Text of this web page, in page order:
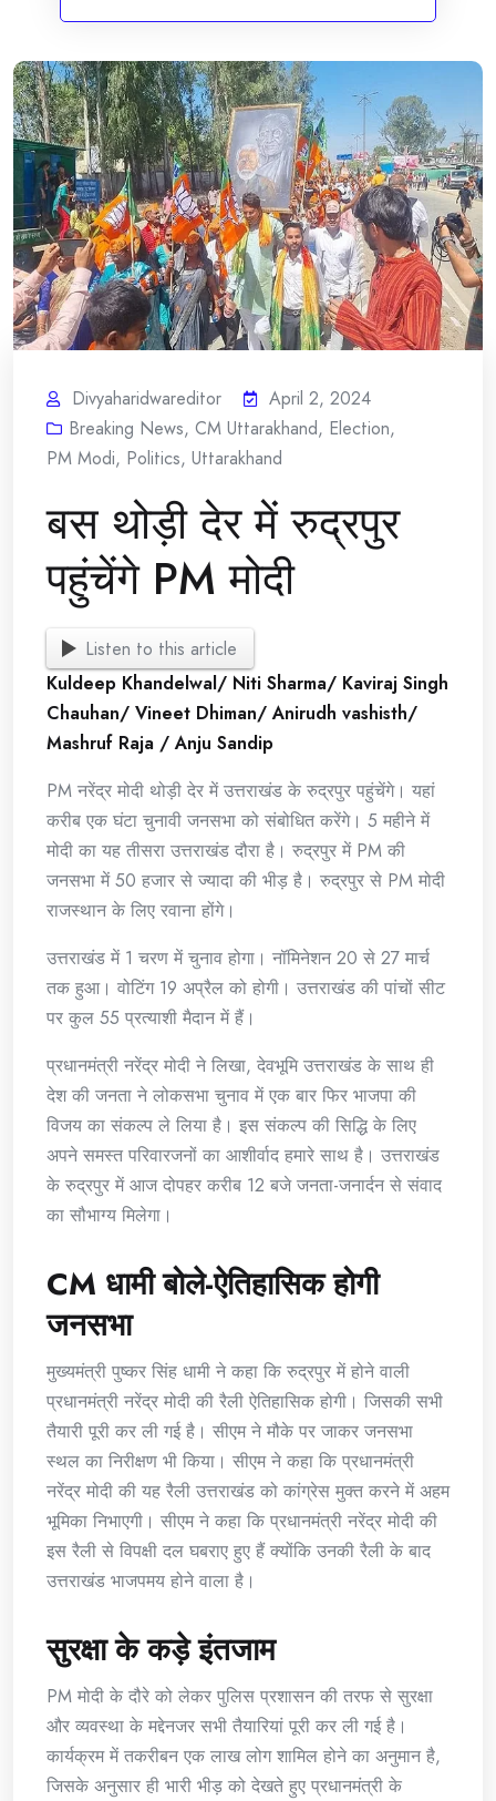
Divyaharidwareditor
April 2, 2024
Breaking News, CM Uttarakhand, Election,
PM Modi, Politics, Uttarakhand
बस थोड़ी देर में रुद्रपुर
पहुंचेंगे PM मोदी
Listen to this article
Kuldeep Khandelwal/ Niti Sharma/ Kaviraj Singh
Chauhan/ Vineet Dhiman/ Anirudh vashisth/
Mashruf Raja / Anju Sandip
PM नरेंद्र मोदी थोड़ी देर में उत्तराखंड के रुद्रपुर पहुंचेंगे। यहां
करीब एक घंटा चुनावी जनसभा को संबोधित करेंगे। 5 महीने में
मोदी का यह तीसरा उत्तराखंड दौरा है। रुद्रपुर में PM की
जनसभा में 50 हजार से ज्यादा की भीड़ है। रुद्रपुर से PM मोदी
राजस्थान के लिए रवाना होंगे।
उत्तराखंड में 1 चरण में चुनाव होगा। नॉमिनेशन 20 से 27 मार्च
तक हुआ। वोटिंग 19 अप्रैल को होगी। उत्तराखंड की पांचों सीट
पर कुल 55 प्रत्याशी मैदान में हैं।
प्रधानमंत्री नरेंद्र मोदी ने लिखा, देवभूमि उत्तराखंड के साथ ही
देश की जनता ने लोकसभा चुनाव में एक बार फिर भाजपा की
विजय का संकल्प ले लिया है। इस संकल्प की सिद्धि के लिए
अपने समस्त परिवारजनों का आशीर्वाद हमारे साथ है। उत्तराखंड
के रुद्रपुर में आज दोपहर करीब 12 बजे जनता-जनार्दन से संवाद
का सौभाग्य मिलेगा।
CM धामी बोले-ऐतिहासिक होगी
जनसभा
मुख्यमंत्री पुष्कर सिंह धामी ने कहा कि रुद्रपुर में होने वाली
प्रधानमंत्री नरेंद्र मोदी की रैली ऐतिहासिक होगी। जिसकी सभी
तैयारी पूरी कर ली गई है। सीएम ने मौके पर जाकर जनसभा
स्थल का निरीक्षण भी किया। सीएम ने कहा कि प्रधानमंत्री
नरेंद्र मोदी की यह रैली उत्तराखंड को कांग्रेस मुक्त करने में अहम
भूमिका निभाएगी। सीएम ने कहा कि प्रधानमंत्री नरेंद्र मोदी की
इस रैली से विपक्षी दल घबराए हुए हैं क्योंकि उनकी रैली के बाद
उत्तराखंड भाजपमय होने वाला है।
सुरक्षा के कड़े इंतजाम
PM मोदी के दौरे को लेकर पुलिस प्रशासन की तरफ से सुरक्षा
और व्यवस्था के मद्देनजर सभी तैयारियां पूरी कर ली गई है।
कार्यक्रम में तकरीबन एक लाख लोग शामिल होने का अनुमान है,
जिसके अनुसार ही भारी भीड़ को देखते हुए प्रधानमंत्री के